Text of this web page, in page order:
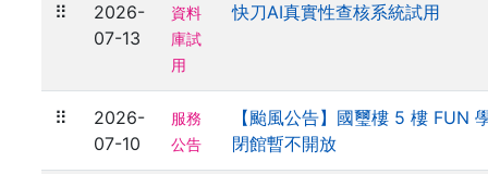
⠿
2026-
07-13
資料
庫試
用
快刀AI真實性查核系統試用
⠿
2026-
07-10
服務
公告
【颱風公告】國璽樓 5 樓 FUN
閉館暫不開放